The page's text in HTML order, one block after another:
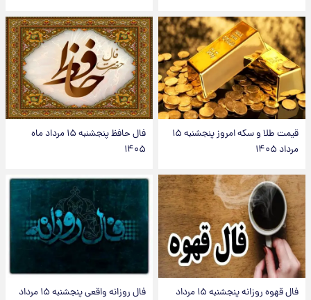
قیمت طلا و سکه امروز پنجشنبه ۱۵
مرداد ۱۴۰۵
فال حافظ پنجشنبه ۱۵ مرداد ماه
۱۴۰۵
فال قهوه روزانه پنجشنبه ۱۵ مرداد
فال روزانه واقعی پنجشنبه ۱۵ مرداد